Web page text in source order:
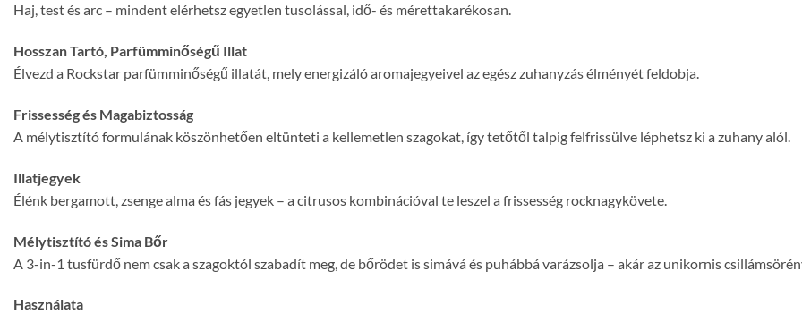
Haj, test és arc – mindent elérhetsz egyetlen tusolással, idő- és mérettakarékosan.
Hosszan Tartó, Parfümminőségű Illat
Élvezd a Rockstar parfümminőségű illatát, mely energizáló aromajegyeivel az egész zuhanyzás élményét feldobja.
Frissesség és Magabiztosság
A mélytisztító formulának köszönhetően eltünteti a kellemetlen szagokat, így tetőtől talpig felfrissülve léphetsz ki a zuhany alól.
Illatjegyek
Élénk bergamott, zsenge alma és fás jegyek – a citrusos kombinációval te leszel a frissesség rocknagykövete.
Mélytisztító és Sima Bőr
A 3-in-1 tusfürdő nem csak a szagoktól szabadít meg, de bőrödet is simává és puhábbá varázsolja – akár az unikornis
Használata